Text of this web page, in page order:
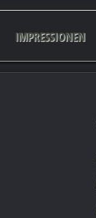
IMPRESSIONEN